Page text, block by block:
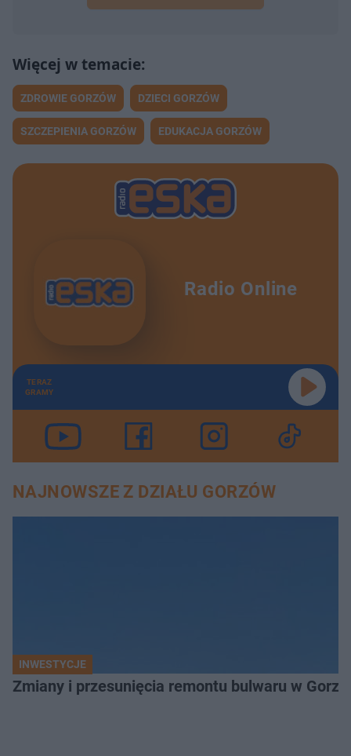
ZDROWIE GORZÓW DZIECI GORZÓW
SZCZEPIENIA GORZÓW EDUKACJA GORZÓW
Radio Online
TERAZ
GRAMY
NAJNOWSZE Z DZIAŁU GORZÓW
INWESTYCJE
Zmiany i przesunięcia remontu bulwaru w